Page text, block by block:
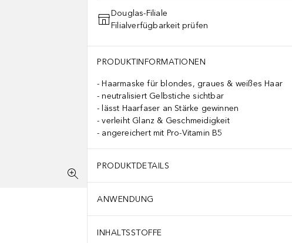
Douglas-Filiale
Filialverfügbarkeit prüfen
PRODUKTINFORMATIONEN
Haarmaske für blondes, graues & weißes Haar
neutralisiert Gelbstiche sichtbar
lässt Haarfaser an Stärke gewinnen
verleiht Glanz & Geschmeidigkeit
angereichert mit Pro-Vitamin B5
PRODUKTDETAILS
ANWENDUNG
INHALTSSTOFFE